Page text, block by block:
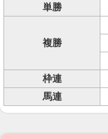
単勝
複勝
枠連
馬連